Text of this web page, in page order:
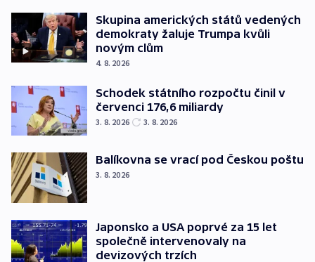
Skupina amerických států vedených
demokraty žaluje Trumpa kvůli
novým clům
4. 8. 2026
Schodek státního rozpočtu činil v
červenci 176,6 miliardy
3. 8. 2026 3. 8. 2026
Balíkovna se vrací pod Českou poštu
3. 8. 2026
Japonsko a USA poprvé za 15 let
společně intervenovaly na
devizových trzích